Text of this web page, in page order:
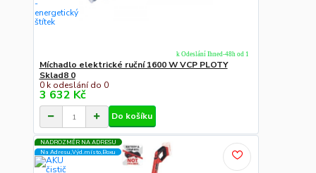
Míchadlo elektrické ruční 1600 W VCP PLOTY
Sklad8 0
0 k odeslání do 0
3 632 Kč
k Odeslání Ihned-48h od 1
Do košíku
NADROZMĚR NA ADRESU
Na Adresu,Výd.místo,Boxu